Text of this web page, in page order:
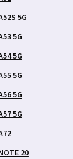
5G
5G
5G
5G
5G
5G
20